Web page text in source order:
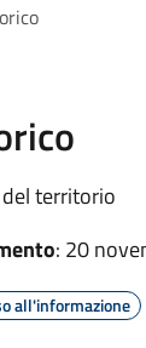
territorio
: 20
all'informazione